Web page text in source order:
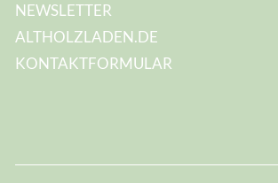
NEWSLETTER
ALTHOLZLADEN.DE
KONTAKTFORMULAR